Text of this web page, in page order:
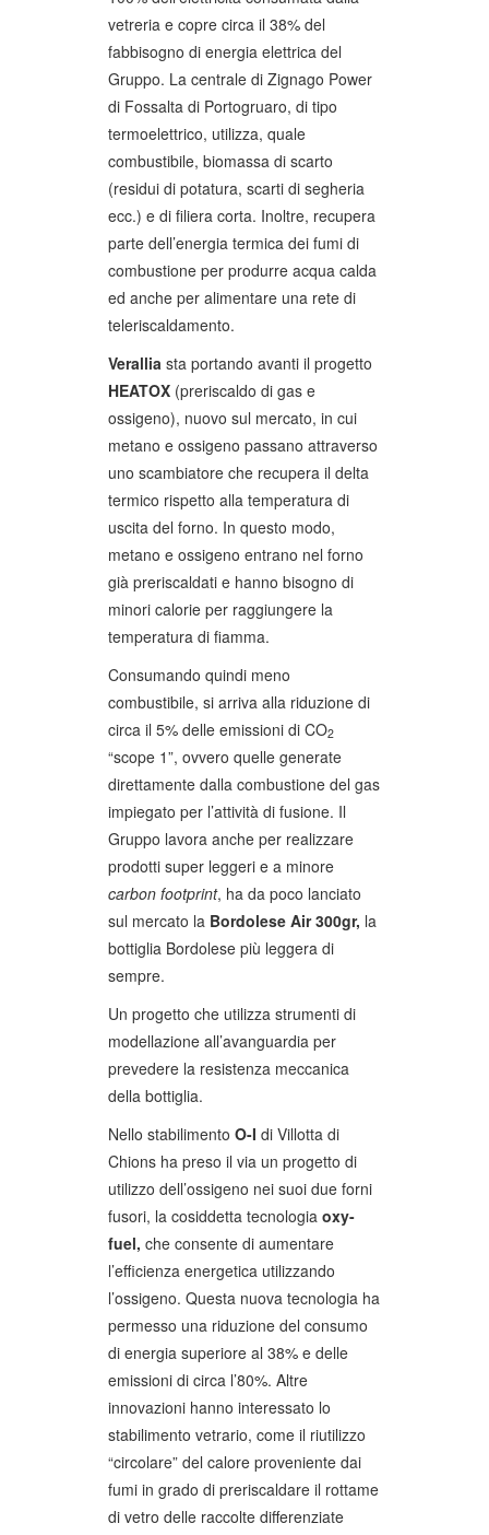
vetreria e copre circa il 38% del
fabbisogno di energia elettrica del
Gruppo. La centrale di Zignago Power
di Fossalta di Portogruaro, di tipo
termoelettrico, utilizza, quale
combustibile, biomassa di scarto
(residui di potatura, scarti di segheria
ecc.) e di filiera corta. Inoltre, recupera
parte dell’energia termica dei fumi di
combustione per produrre acqua calda
ed anche per alimentare una rete di
teleriscaldamento.
Verallia sta portando avanti il progetto
HEATOX (preriscaldo di gas e
ossigeno), nuovo sul mercato, in cui
metano e ossigeno passano attraverso
uno scambiatore che recupera il delta
termico rispetto alla temperatura di
uscita del forno. In questo modo,
metano e ossigeno entrano nel forno
già preriscaldati e hanno bisogno di
minori calorie per raggiungere la
temperatura di fiamma.
Consumando quindi meno
combustibile, si arriva alla riduzione di
circa il 5% delle emissioni di CO2
“scope 1”, ovvero quelle generate
direttamente dalla combustione del gas
impiegato per l’attività di fusione. Il
Gruppo lavora anche per realizzare
prodotti super leggeri e a minore
carbon footprint, ha da poco lanciato
sul mercato la Bordolese Air 300gr, la
bottiglia Bordolese più leggera di
sempre.
Un progetto che utilizza strumenti di
modellazione all’avanguardia per
prevedere la resistenza meccanica
della bottiglia.
Nello stabilimento O-I di Villotta di
Chions ha preso il via un progetto di
utilizzo dell’ossigeno nei suoi due forni
fusori, la cosiddetta tecnologia oxy-
fuel, che consente di aumentare
l’efficienza energetica utilizzando
l’ossigeno. Questa nuova tecnologia ha
permesso una riduzione del consumo
di energia superiore al 38% e delle
emissioni di circa l’80%. Altre
innovazioni hanno interessato lo
stabilimento vetrario, come il riutilizzo
“circolare” del calore proveniente dai
fumi in grado di preriscaldare il rottame
di vetro delle raccolte differenziate